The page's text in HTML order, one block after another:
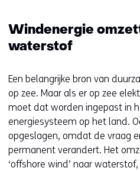
Windenergie
waterstof
Een belangrijke bron van
op zee. Maar als er op zee
moet dat worden ingepast in
energiesysteem op het land.
opgeslagen, omdat de vraag
permanent verandert. Het
‘offshore wind’ naar